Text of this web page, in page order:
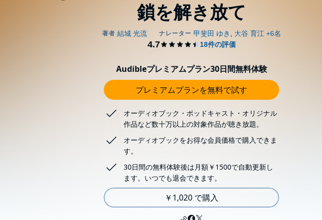
鎖を解き放て
Audibleプレミアムプラン30日間無料体験
プレミアムプランを無料で試す
オーディオブック・ポッドキャスト・オリジナル
作品など数十万以上の対象作品が聴き放題。
オーディオブックをお得な会員価格で購入できま
す。
30日間の無料体験後は月額￥1500で自動更新し
ます。いつでも退会できます。
￥1,020 で購入